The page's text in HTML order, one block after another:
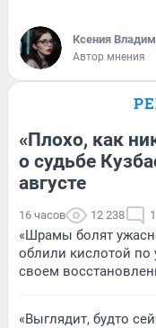
Ксения
Автор мнения
«Плохо, как
о судьбе
августе
16 часов 12 238
«Шрамы болят
облили кислотой по
своем
«Выглядит, будто